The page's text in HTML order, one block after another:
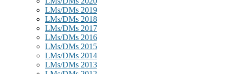
LMs/DMs 2019
LMs/DMs 2018
LMs/DMs 2017
LMs/DMs 2016
LMs/DMs 2015
LMs/DMs 2014
LMs/DMs 2013